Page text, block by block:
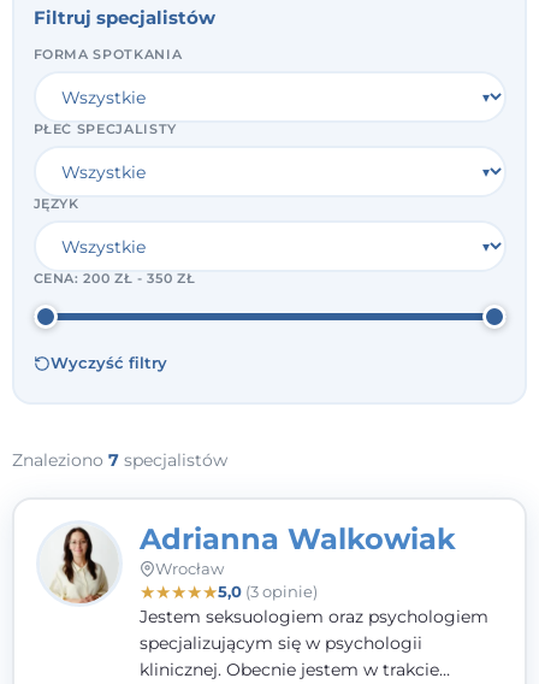
Filtruj specjalistów
FORMA SPOTKANIA
PŁEĆ SPECJALISTY
JĘZYK
CENA:200 ZŁ - 350 ZŁ
Wyczyść filtry
Znaleziono 7 specjalistów
Adrianna Walkowiak
Wrocław
★★★★★5,0(3 opinie)
Jestem seksuologiem oraz psychologiem
specjalizującym się w psychologii
klinicznej. Obecnie jestem w trakcie